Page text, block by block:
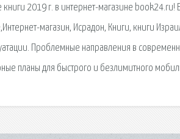
книги 2019 г. в интернет-магазине book24.ru!
магазин, Исрадон, Книги, книги
Проблемные направления в
планы для быстрого и безлимитного